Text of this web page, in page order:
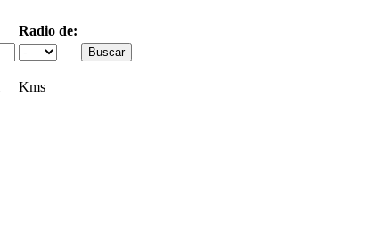
Radio de:
Kms